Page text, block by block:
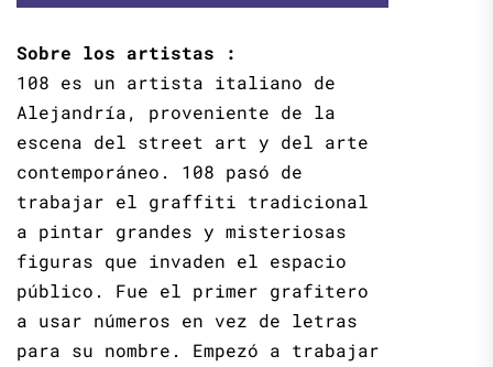
Sobre los artistas :
108 es un artista italiano de
Alejandría, proveniente de la
escena del street art y del arte
contemporáneo. 108 pasó de
trabajar el graffiti tradicional
a pintar grandes y misteriosas
figuras que invaden el espacio
público. Fue el primer grafitero
a usar números en vez de letras
para su nombre. Empezó a trabajar